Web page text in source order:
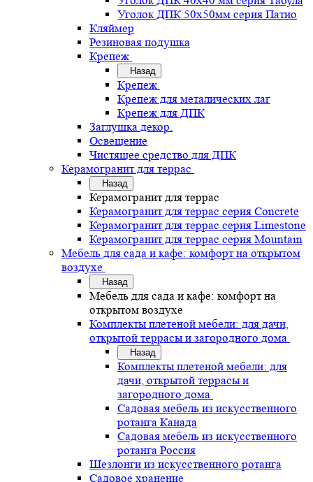
Уголок ДПК 50х50мм серия Патио
Кляймер
Резиновая подушка
Крепеж
Назад
Крепеж
Крепеж для металических лаг
Крепеж для ДПК
Заглушка декор.
Освещение
Чистящее средство для ДПК
Керамогранит для террас
Назад
Керамогранит для террас
Керамогранит для террас серия Concrete
Керамогранит для террас серия Limestone
Керамогранит для террас серия Mountain
Мебель для сада и кафе: комфорт на открытом
воздухе
Назад
Мебель для сада и кафе: комфорт на
открытом воздухе
Комплекты плетеной мебели: для дачи,
открытой террасы и загородного дома
Назад
Комплекты плетеной мебели: для
дачи, открытой террасы и
загородного дома
Садовая мебель из искусственного
ротанга Канада
Садовая мебель из искусственного
ротанга Россия
Шезлонги из искусственного ротанга
Садовое хранение